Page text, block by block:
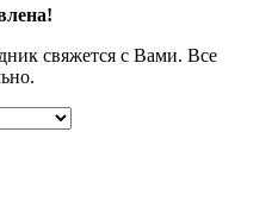
свяжется с Вами. Все